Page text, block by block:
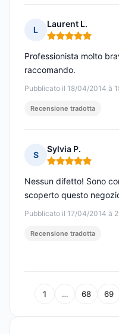
L
Laurent L.
Nota: 5 su 5
Pubblicato il 18/04/2014 à
Professionista molto
raccomando.
Recensione tradotta
S
Sylvia P.
Nota: 5 su 5
Pubblicato il 17/04/2014 à
Nessun difetto! Sono
scoperto questo
Recensione tradotta
1 … 68 69